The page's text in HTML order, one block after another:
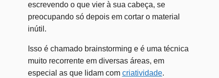
escrevendo o que vier à sua cabeça, se
preocupando só depois em cortar o material
inútil.
Isso é chamado brainstorming e é uma técnica
muito recorrente em diversas áreas, em
especial as que lidam com criatividade.